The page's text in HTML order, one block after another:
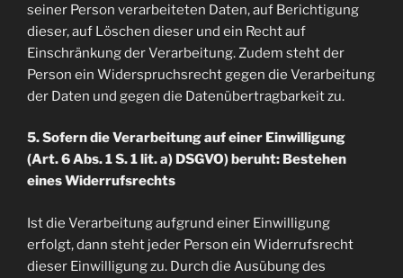
seiner Person verarbeiteten Daten, auf Berichtigung
dieser, auf Löschen dieser und ein Recht auf
Einschränkung der Verarbeitung. Zudem steht der
Person ein Widerspruchsrecht gegen die Verarbeitung
der Daten und gegen die Datenübertragbarkeit zu.
5. Sofern die Verarbeitung auf einer Einwilligung
(Art. 6 Abs. 1 S. 1 lit. a) DSGVO) beruht: Bestehen
eines Widerrufsrechts
Ist die Verarbeitung aufgrund einer Einwilligung
erfolgt, dann steht jeder Person ein Widerrufsrecht
dieser Einwilligung zu. Durch die Ausübung des